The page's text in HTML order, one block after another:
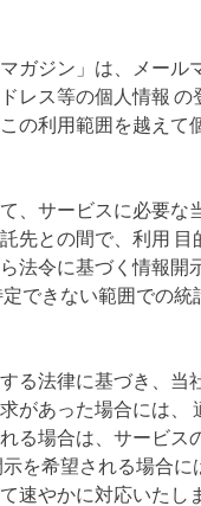
ガジン」は、メール
レス等の個人情報 の
の利用範囲を越えて
、サービスに必要な
先との間で、利用 目
法令に基づく情報開
できない範囲での統
る法律に基づき、当
があった場合には、
る場合は、サービス
を希望される場合
速やかに対応いたし